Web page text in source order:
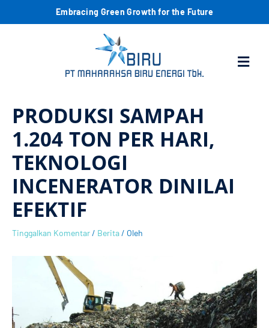
Embracing Green Growth for the Future
Menu
PRODUKSI SAMPAH
1.204 TON PER HARI,
TEKNOLOGI
INCENERATOR DINILAI
EFEKTIF
Tinggalkan Komentar/ Berita/ Oleh